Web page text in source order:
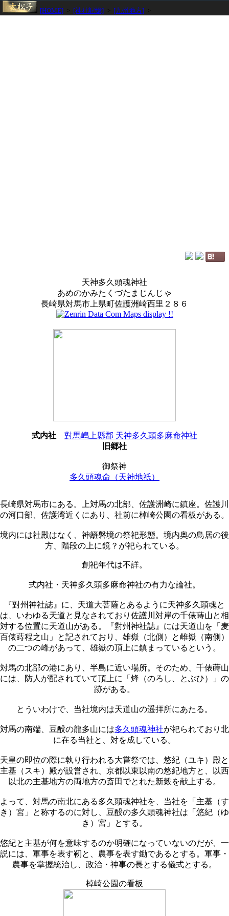
[HOME] [神社記憶] [九州地方]
天神多久頭魂神社
あめのかみたくづたまじんじゃ
長崎県対馬市上県町佐護洲崎西里２８６
式内社
對馬嶋上縣郡 天神多久頭多麻命神社
旧郷社
御祭神
多久頭魂命（天神地祇）
長崎県対馬市にある。上対馬の北部、佐護洲崎に鎮座。佐護川
の河口部、佐護湾近くにあり、社前に棹崎公園の看板がある。
境内には社殿はなく、神籬磐境の祭祀形態。境内奥の鳥居の後
方、階段の上に鏡？が祀られている。
創祀年代は不詳。
式内社・天神多久頭多麻命神社の有力な論社。
『對州神社誌』に、天道大菩薩とあるように天神多久頭魂と
は、いわゆる天道と見なされており佐護川対岸の千俵蒔山と相
対する位置に天道山がある。『對州神社誌』には天道山を「麦
百俵蒔程之山」と記されており、雄嶽（北側）と雌嶽（南側）
の二つの峰があって、雄嶽の頂上に鎮まっているという。
対馬の北部の港にあり、半島に近い場所。そのため、千俵蒔山
には、防人が配されていて頂上に「烽（のろし、とぶひ）」の
跡がある。
とういわけで、当社境内は天道山の遥拝所にあたる。
対馬の南端、豆酘の龍多山には多久頭魂神社が祀られており北
に在る当社と、対を成している。
天皇の即位の際に執り行われる大嘗祭では、悠紀（ユキ）殿と
主基（スキ）殿が設営され、京都以東以南の悠紀地方と、以西
以北の主基地方の両地方の斎田でとれた新穀を献上する。
よって、対馬の南北にある多久頭魂神社を、当社を「主基（す
き）宮」と称するのに対し、豆酘の多久頭魂神社は「悠紀（ゆ
き）宮」とする。
悠紀と主基が何を意味するのか明確になっていないのだが、一
説には、軍事を表す靭と、農事を表す鋤であるとする。軍事・
農事を掌握統治し、政治・神事の長とする儀式とする。
棹崎公園の看板